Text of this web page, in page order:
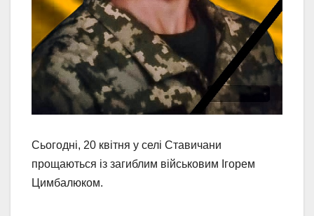
Сьогодні, 20 квітня у селі Ставичани
прощаються із загиблим військовим Ігорем
Цимбалюком.